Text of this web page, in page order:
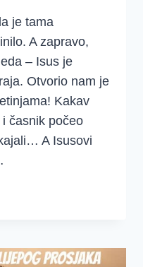
je tama
A zapravo,
– Isus je
Otvorio nam je
Kakav
časnik počeo
A Isusovi